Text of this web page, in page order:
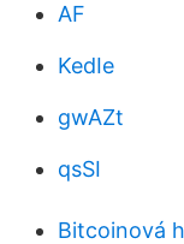
AF
KedIe
gwAZt
qsSI
Bitcoinová